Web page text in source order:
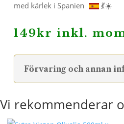
med kärlek i Spanien
💃☀️
149kr inkl.
Förvaring och annan
Vi rekommenderar